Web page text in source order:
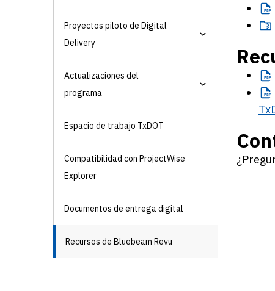
Proyectos piloto de Digital
Delivery
Actualizaciones del
programa
Espacio de trabajo TxDOT
Compatibilidad con ProjectWise
Explorer
Documentos de entrega digital
Recursos de Bluebeam Revu